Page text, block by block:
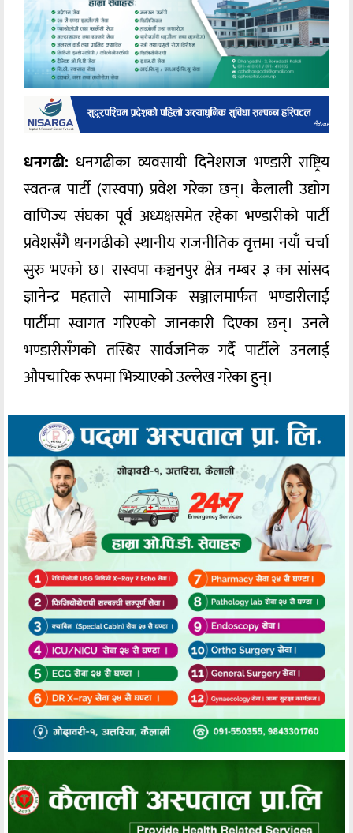
धनगढी: धनगढीका व्यवसायी दिनेशराज भण्डारी राष्ट्रिय
स्वतन्त्र पार्टी (रास्वपा) प्रवेश गरेका छन्। कैलाली उद्योग
वाणिज्य संघका पूर्व अध्यक्षसमेत रहेका भण्डारीको पार्टी
प्रवेशसँगै धनगढीको स्थानीय राजनीतिक वृत्तमा नयाँ चर्चा
सुरु भएको छ। रास्वपा कञ्चनपुर क्षेत्र नम्बर ३ का सांसद
ज्ञानेन्द्र महताले सामाजिक सञ्जालमार्फत भण्डारीलाई
पार्टीमा स्वागत गरिएको जानकारी दिएका छन्। उनले
भण्डारीसँगको तस्बिर सार्वजनिक गर्दै पार्टीले उनलाई
औपचारिक रूपमा भित्र्याएको उल्लेख गरेका हुन्।